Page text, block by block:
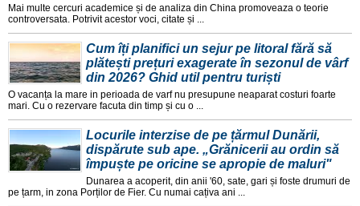
Mai multe cercuri academice și de analiza din China promoveaza o teorie
controversata. Potrivit acestor voci, citate și ...
Cum îți planifici un sejur pe litoral fără să
plătești prețuri exagerate în sezonul de vârf
din 2026? Ghid util pentru turiști
O vacanța la mare in perioada de varf nu presupune neaparat costuri foarte
mari. Cu o rezervare facuta din timp și cu o ...
Locurile interzise de pe țărmul Dunării,
dispărute sub ape. „Grănicerii au ordin să
împuște pe oricine se apropie de maluri"
Dunarea a acoperit, din anii '60, sate, gari și foste drumuri de
pe țarm, in zona Porților de Fier. Cu numai cațiva ani ...